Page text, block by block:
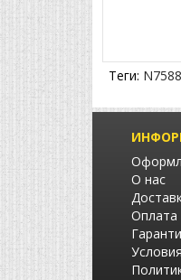
Теги:
О нас
Оплата